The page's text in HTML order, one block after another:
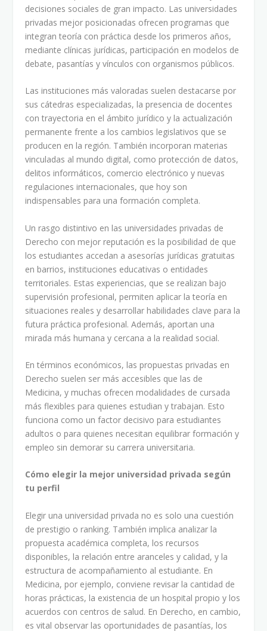
decisiones sociales de gran impacto. Las universidades
privadas mejor posicionadas ofrecen programas que
integran teoría con práctica desde los primeros años,
mediante clínicas jurídicas, participación en modelos de
debate, pasantías y vínculos con organismos públicos.
Las instituciones más valoradas suelen destacarse por
sus cátedras especializadas, la presencia de docentes
con trayectoria en el ámbito jurídico y la actualización
permanente frente a los cambios legislativos que se
producen en la región. También incorporan materias
vinculadas al mundo digital, como protección de datos,
delitos informáticos, comercio electrónico y nuevas
regulaciones internacionales, que hoy son
indispensables para una formación completa.
Un rasgo distintivo en las universidades privadas de
Derecho con mejor reputación es la posibilidad de que
los estudiantes accedan a asesorías jurídicas gratuitas
en barrios, instituciones educativas o entidades
territoriales. Estas experiencias, que se realizan bajo
supervisión profesional, permiten aplicar la teoría en
situaciones reales y desarrollar habilidades clave para la
futura práctica profesional. Además, aportan una
mirada más humana y cercana a la realidad social.
En términos económicos, las propuestas privadas en
Derecho suelen ser más accesibles que las de
Medicina, y muchas ofrecen modalidades de cursada
más flexibles para quienes estudian y trabajan. Esto
funciona como un factor decisivo para estudiantes
adultos o para quienes necesitan equilibrar formación y
empleo sin demorar su carrera universitaria.
Cómo elegir la mejor universidad privada según
tu perfil
Elegir una universidad privada no es solo una cuestión
de prestigio o ranking. También implica analizar la
propuesta académica completa, los recursos
disponibles, la relación entre aranceles y calidad, y la
estructura de acompañamiento al estudiante. En
Medicina, por ejemplo, conviene revisar la cantidad de
horas prácticas, la existencia de un hospital propio y los
acuerdos con centros de salud. En Derecho, en cambio,
es vital observar las oportunidades de pasantías, los